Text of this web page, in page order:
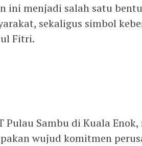
ini menjadi salah satu
sekaligus simbol
Fitri.
Pulau Sambu di Kuala
wujud komitmen